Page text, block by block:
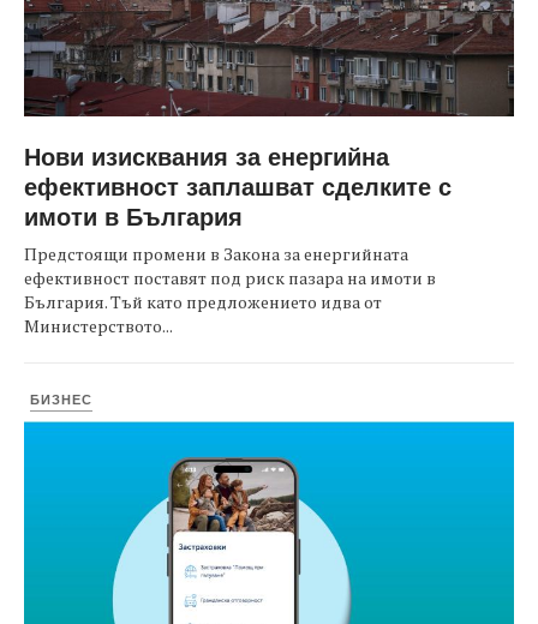
Нови изисквания за енергийна
ефективност заплашват сделките с
имоти в България
Предстоящи промени в Закона за енергийната
ефективност поставят под риск пазара на имоти в
България. Тъй като предложението идва от
Министерството...
БИЗНЕС